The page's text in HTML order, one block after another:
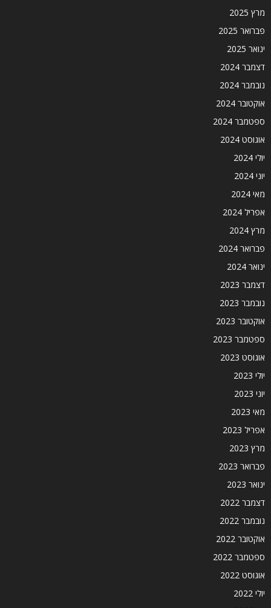
מרץ 2025
פברואר 2025
ינואר 2025
דצמבר 2024
נובמבר 2024
אוקטובר 2024
ספטמבר 2024
אוגוסט 2024
יולי 2024
יוני 2024
מאי 2024
אפריל 2024
מרץ 2024
פברואר 2024
ינואר 2024
דצמבר 2023
נובמבר 2023
אוקטובר 2023
ספטמבר 2023
אוגוסט 2023
יולי 2023
יוני 2023
מאי 2023
אפריל 2023
מרץ 2023
פברואר 2023
ינואר 2023
דצמבר 2022
נובמבר 2022
אוקטובר 2022
ספטמבר 2022
אוגוסט 2022
יולי 2022